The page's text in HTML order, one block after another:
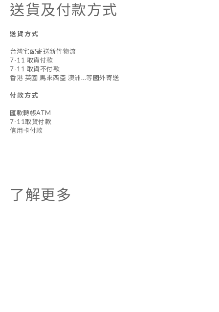
送貨及付款方式
送貨方式
台灣宅配寄送新竹物流
7-11 取貨付款
7-11 取貨不付款
香港 英國 馬來西亞 澳洲...等國外寄送
付款方式
匯款轉帳ATM
7-11取貨付款
信用卡付款
了解更多